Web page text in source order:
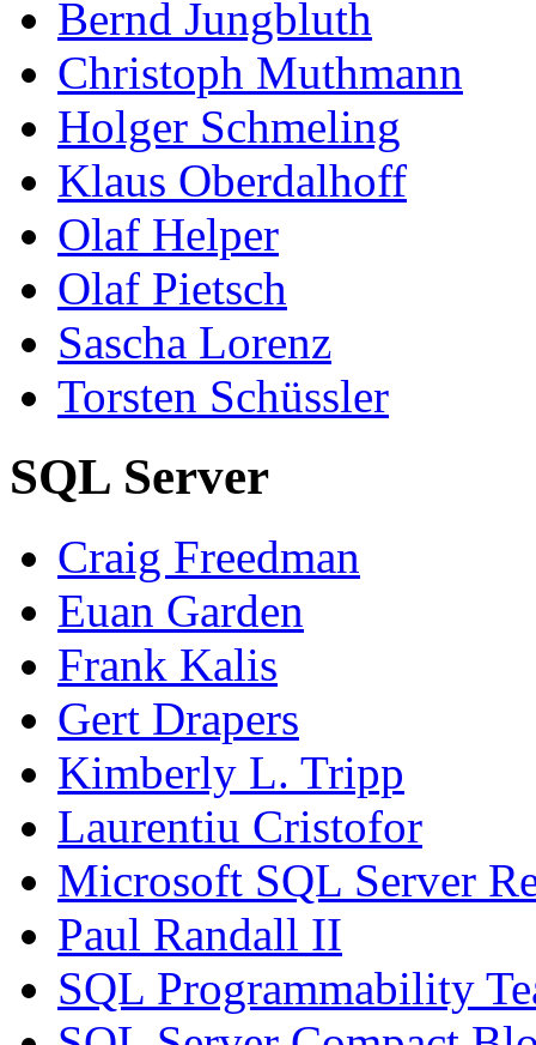
Bernd Jungbluth
Christoph Muthmann
Holger Schmeling
Klaus Oberdalhoff
Olaf Helper
Olaf Pietsch
Sascha Lorenz
Torsten Schüssler
SQL Server
Craig Freedman
Euan Garden
Frank Kalis
Gert Drapers
Kimberly L. Tripp
Laurentiu Cristofor
Microsoft SQL Server
Paul Randall II
SQL Programmability